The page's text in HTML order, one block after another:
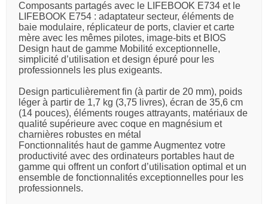
Composants partagés avec le LIFEBOOK E734 et le
LIFEBOOK E754 : adaptateur secteur, éléments de
baie modulaire, réplicateur de ports, clavier et carte
mère avec les mêmes pilotes, image-bits et BIOS
Design haut de gamme Mobilité exceptionnelle,
simplicité d’utilisation et design épuré pour les
professionnels les plus exigeants.
Design particulièrement fin (à partir de 20 mm), poids
léger à partir de 1,7 kg (3,75 livres), écran de 35,6 cm
(14 pouces), éléments rouges attrayants, matériaux de
qualité supérieure avec coque en magnésium et
charnières robustes en métal
Fonctionnalités haut de gamme Augmentez votre
productivité avec des ordinateurs portables haut de
gamme qui offrent un confort d’utilisation optimal et un
ensemble de fonctionnalités exceptionnelles pour les
professionnels.